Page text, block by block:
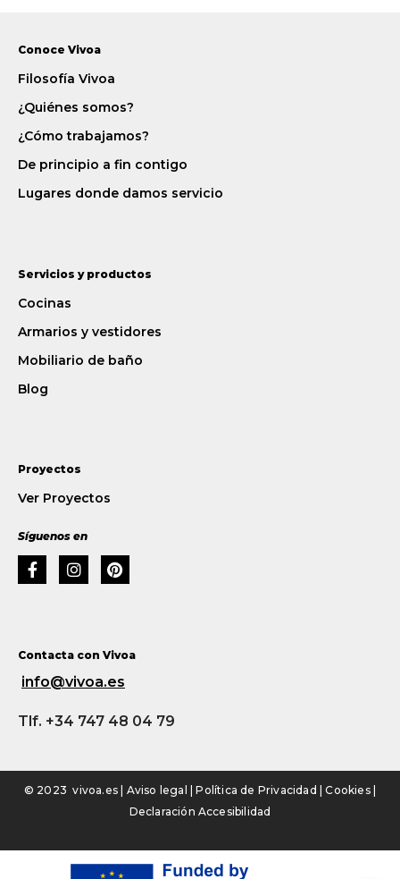
Conoce Vivoa
Filosofía Vivoa
¿Quiénes somos?
¿Cómo trabajamos?
De principio a fin contigo
Lugares donde damos servicio
Servicios y productos
Cocinas
Armarios y vestidores
Mobiliario de baño
Blog
Proyectos
Ver Proyectos
Síguenos en
Contacta con Vivoa
info@vivoa.es
Tlf. +34 747 48 04 79
© 2023 vivoa.es | Aviso legal |Política de Privacidad |Cookies|
Declaración Accesibilidad